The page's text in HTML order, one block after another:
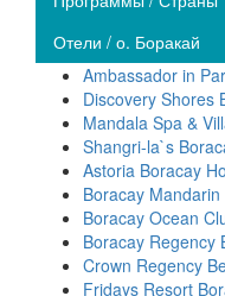
Отели / о. Боракай
Ambassador in
Discovery Shores
Mandala Spa &
Shangri-la`s
Astoria Boracay
Boracay
Boracay Ocean
Boracay Regency
Crown Regency
Fridays Resort